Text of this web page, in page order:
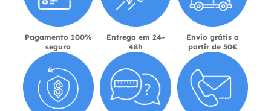
Pagamento 100%
seguro
Entrega em 24-
48h
Envio grátis a
partir de 50€